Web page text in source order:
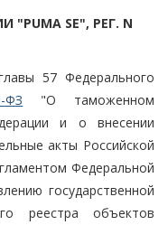
SE", РЕГ. N
57 Федерального
ФЗ "О таможенном
и о внесении
акты Российской
Федеральной
государственной
реестра объектов